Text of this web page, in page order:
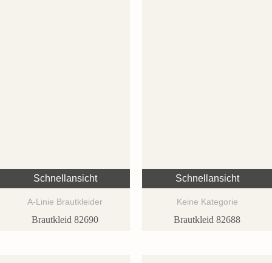
Schnellansicht
A-Linie Brautkleider
Brautkleid 82690
Schnellansicht
Keine Kategorie
Brautkleid 82688